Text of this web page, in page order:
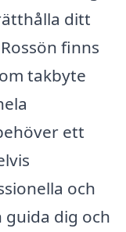
ditt
finns
takbyte
ett
och
dig och